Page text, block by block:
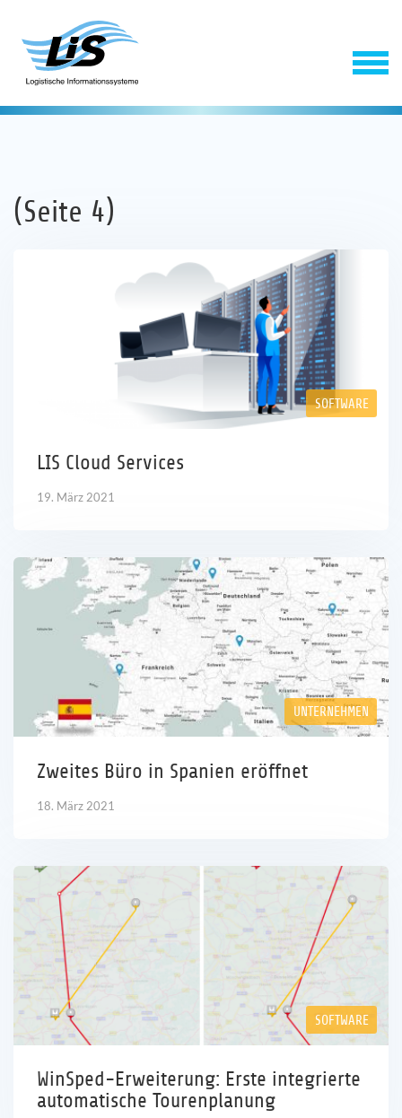
Referenzen
Kontakt
DE
(Seite 4)
SOFTWARE
LIS Cloud Services
19. März 2021
UNTERNEHMEN
Zweites Büro in Spanien eröffnet
18. März 2021
SOFTWARE
WinSped-Erweiterung: Erste integrierte
automatische Tourenplanung